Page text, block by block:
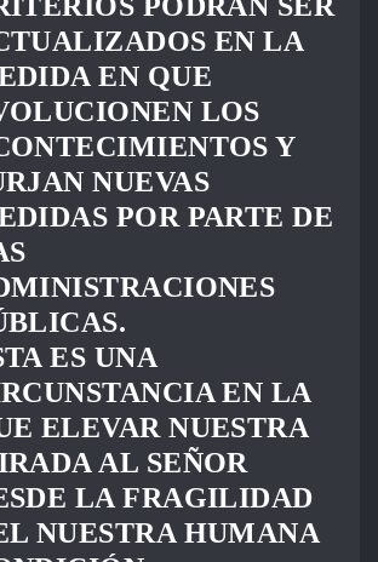
EN LA
EN QUE
LOS
Y
NUEVAS
POR PARTE DE
ES UNA
EN LA
ELEVAR NUESTRA
AL SEÑOR
LA FRAGILIDAD
NUESTRA HUMANA